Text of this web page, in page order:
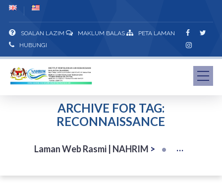
SOALAN LAZIM MAKLUM BALAS
PETA LAMAN
HUBUNGI
ARCHIVE FOR TAG:
RECONNAISSANCE
Laman Web Rasmi | NAHRIM >